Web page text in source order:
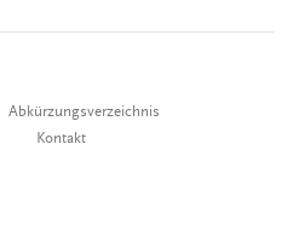
Abkürzungsverzeichnis
Kontakt